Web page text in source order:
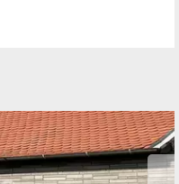
in die 1970-er
in